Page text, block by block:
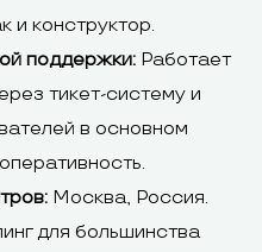
и конструктор.
поддержки: Работает
тикет-систему и
в основном
Москва, Россия.
для большинства